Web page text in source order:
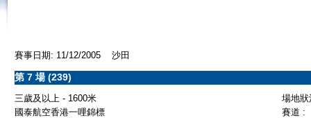
賽事日期: 11/12/2005 沙田
第 7 場 (239)
三歲及以上 - 1600米
場地
國泰航空香港一哩錦標
賽道 :